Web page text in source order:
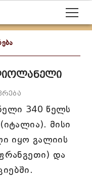
340 წელს
მისი
იყო გალიის
და